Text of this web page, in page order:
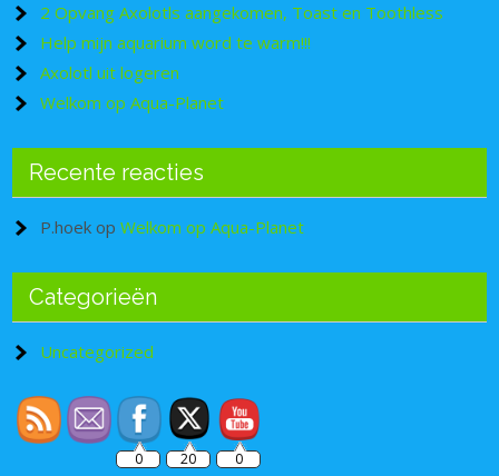
2 Opvang Axolotls aangekomen, Toast en Toothless
Help mijn aquarium word te warm!!!
Axolotl uit logeren
Welkom op Aqua-Planet
Recente reacties
P.hoek opWelkom op Aqua-Planet
Categorieën
Uncategorized
0 20 0